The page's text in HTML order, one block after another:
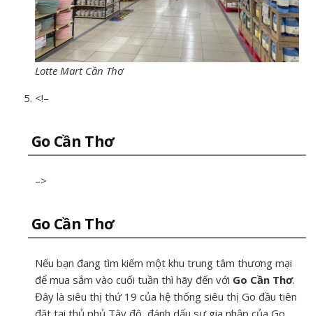
Lotte Mart Cần Thơ
<!–
Go Cần Thơ
–>
Go Cần Thơ
Nếu bạn đang tìm kiếm một khu trung tâm thương mại
để mua sắm vào cuối tuần thì hãy đến với Go Cần Thơ.
Đây là siêu thị thứ 19 của hệ thống siêu thị Go đầu tiên